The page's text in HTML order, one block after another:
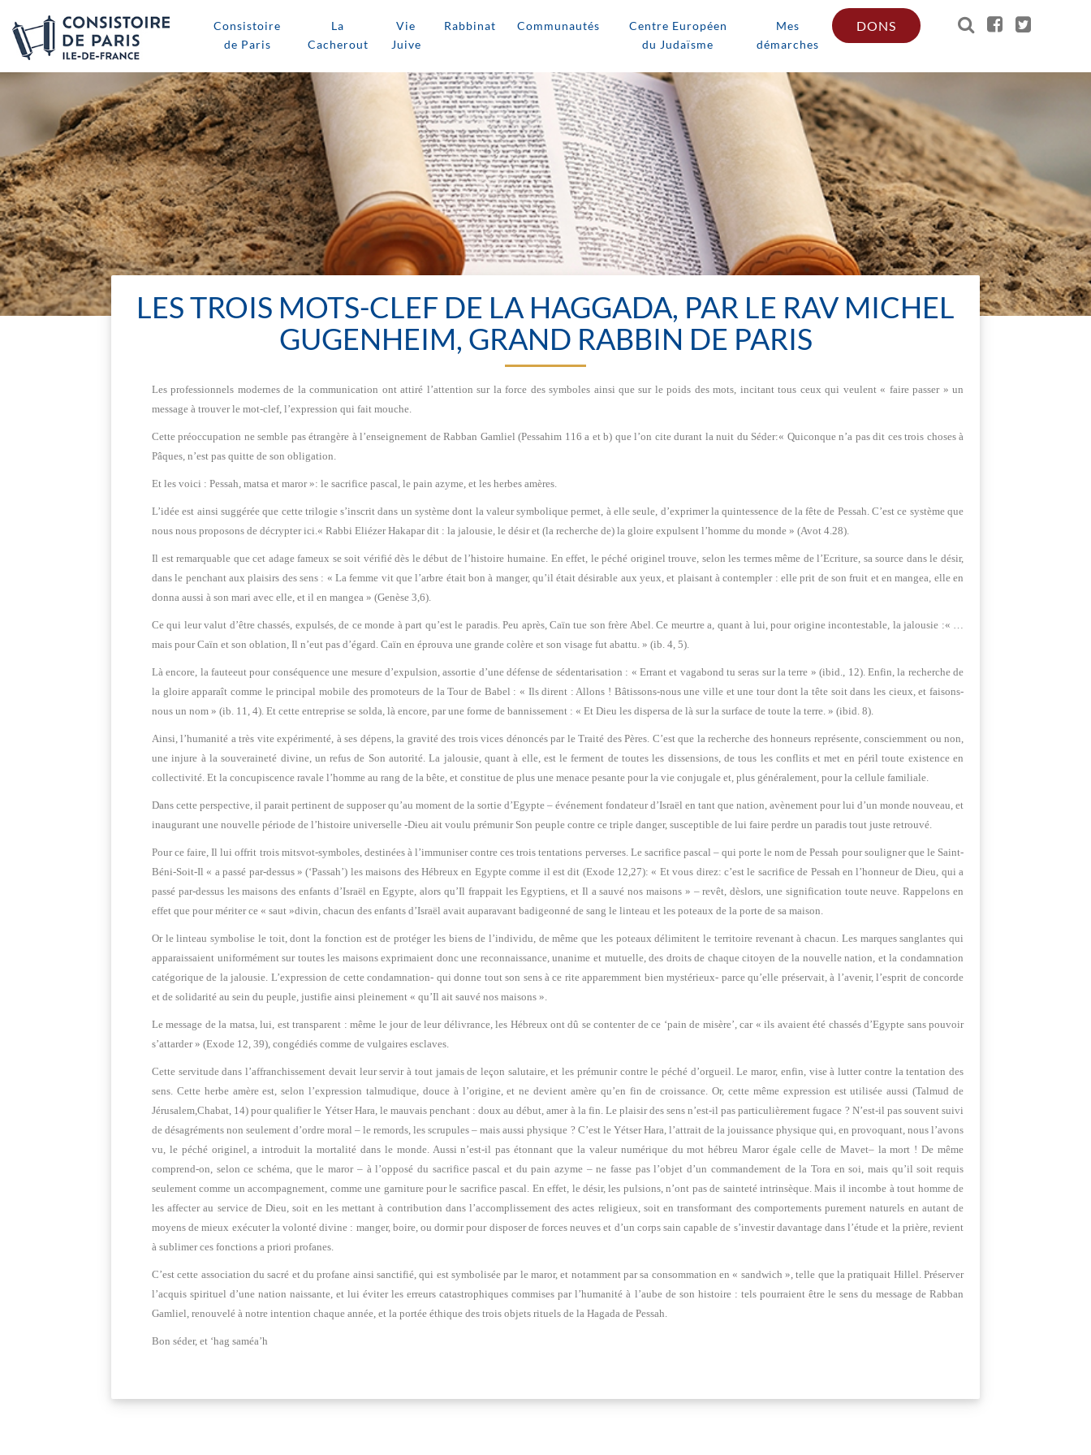
Consistoire
de Paris
La
Cacherout
Vie
Juive
Rabbinat Communautés
Centre Européen
du Judaïsme
Mes
démarches
DONS
LES TROIS MOTS-CLEF DE LA HAGGADA, PAR LE RAV MICHEL
GUGENHEIM, GRAND RABBIN DE PARIS
Les professionnels modernes de la communication ont attiré l’attention sur la force des symboles ainsi que sur le poids des mots, incitant tous ceux qui veulent « faire passer » un
message à trouver le mot-clef, l’expression qui fait mouche.
Cette préoccupation ne semble pas étrangère à l’enseignement de Rabban Gamliel (Pessahim 116 a et b) que l’on cite durant la nuit du Séder:« Quiconque n’a pas dit ces trois choses à
Pâques, n’est pas quitte de son obligation.
Et les voici : Pessah, matsa et maror »: le sacrifice pascal, le pain azyme, et les herbes amères.
L’idée est ainsi suggérée que cette trilogie s’inscrit dans un système dont la valeur symbolique permet, à elle seule, d’exprimer la quintessence de la fête de Pessah. C’est ce système que
nous nous proposons de décrypter ici.« Rabbi Eliézer Hakapar dit : la jalousie, le désir et (la recherche de) la gloire expulsent l’homme du monde » (Avot 4.28).
Il est remarquable que cet adage fameux se soit vérifié dès le début de l’histoire humaine. En effet, le péché originel trouve, selon les termes même de l’Ecriture, sa source dans le désir,
dans le penchant aux plaisirs des sens : « La femme vit que l’arbre était bon à manger, qu’il était désirable aux yeux, et plaisant à contempler : elle prit de son fruit et en mangea, elle en
donna aussi à son mari avec elle, et il en mangea » (Genèse 3,6).
Ce qui leur valut d’être chassés, expulsés, de ce monde à part qu’est le paradis. Peu après, Caïn tue son frère Abel. Ce meurtre a, quant à lui, pour origine incontestable, la jalousie :« …
mais pour Caïn et son oblation, Il n’eut pas d’égard. Caïn en éprouva une grande colère et son visage fut abattu. » (ib. 4, 5).
Là encore, la fauteeut pour conséquence une mesure d’expulsion, assortie d’une défense de sédentarisation : « Errant et vagabond tu seras sur la terre » (ibid., 12). Enfin, la recherche de
la gloire apparaît comme le principal mobile des promoteurs de la Tour de Babel : « Ils dirent : Allons ! Bâtissons-nous une ville et une tour dont la tête soit dans les cieux, et faisons-
nous un nom » (ib. 11, 4). Et cette entreprise se solda, là encore, par une forme de bannissement : « Et Dieu les dispersa de là sur la surface de toute la terre. » (ibid. 8).
Ainsi, l’humanité a très vite expérimenté, à ses dépens, la gravité des trois vices dénoncés par le Traité des Pères. C’est que la recherche des honneurs représente, consciemment ou non,
une injure à la souveraineté divine, un refus de Son autorité. La jalousie, quant à elle, est le ferment de toutes les dissensions, de tous les conflits et met en péril toute existence en
collectivité. Et la concupiscence ravale l’homme au rang de la bête, et constitue de plus une menace pesante pour la vie conjugale et, plus généralement, pour la cellule familiale.
Dans cette perspective, il parait pertinent de supposer qu’au moment de la sortie d’Egypte – événement fondateur d’Israël en tant que nation, avènement pour lui d’un monde nouveau, et
inaugurant une nouvelle période de l’histoire universelle -Dieu ait voulu prémunir Son peuple contre ce triple danger, susceptible de lui faire perdre un paradis tout juste retrouvé.
Pour ce faire, Il lui offrit trois mitsvot-symboles, destinées à l’immuniser contre ces trois tentations perverses. Le sacrifice pascal – qui porte le nom de Pessah pour souligner que le Saint-
Béni-Soit-Il « a passé par-dessus » (‘Passah’) les maisons des Hébreux en Egypte comme il est dit (Exode 12,27): « Et vous direz: c’est le sacrifice de Pessah en l’honneur de Dieu, qui a
passé par-dessus les maisons des enfants d’Israël en Egypte, alors qu’Il frappait les Egyptiens, et Il a sauvé nos maisons » – revêt, dèslors, une signification toute neuve. Rappelons en
effet que pour mériter ce « saut »divin, chacun des enfants d’Israël avait auparavant badigeonné de sang le linteau et les poteaux de la porte de sa maison.
Or le linteau symbolise le toit, dont la fonction est de protéger les biens de l’individu, de même que les poteaux délimitent le territoire revenant à chacun. Les marques sanglantes qui
apparaissaient uniformément sur toutes les maisons exprimaient donc une reconnaissance, unanime et mutuelle, des droits de chaque citoyen de la nouvelle nation, et la condamnation
catégorique de la jalousie. L’expression de cette condamnation- qui donne tout son sens à ce rite apparemment bien mystérieux- parce qu’elle préservait, à l’avenir, l’esprit de concorde
et de solidarité au sein du peuple, justifie ainsi pleinement « qu’Il ait sauvé nos maisons ».
Le message de la matsa, lui, est transparent : même le jour de leur délivrance, les Hébreux ont dû se contenter de ce ‘pain de misère’, car « ils avaient été chassés d’Egypte sans pouvoir
s’attarder » (Exode 12, 39), congédiés comme de vulgaires esclaves.
Cette servitude dans l’affranchissement devait leur servir à tout jamais de leçon salutaire, et les prémunir contre le péché d’orgueil. Le maror, enfin, vise à lutter contre la tentation des
sens. Cette herbe amère est, selon l’expression talmudique, douce à l’origine, et ne devient amère qu’en fin de croissance. Or, cette même expression est utilisée aussi (Talmud de
Jérusalem,Chabat, 14) pour qualifier le Yétser Hara, le mauvais penchant : doux au début, amer à la fin. Le plaisir des sens n’est-il pas particulièrement fugace ? N’est-il pas souvent suivi
de désagréments non seulement d’ordre moral – le remords, les scrupules – mais aussi physique ? C’est le Yétser Hara, l’attrait de la jouissance physique qui, en provoquant, nous l’avons
vu, le péché originel, a introduit la mortalité dans le monde. Aussi n’est-il pas étonnant que la valeur numérique du mot hébreu Maror égale celle de Mavet– la mort ! De même
comprend-on, selon ce schéma, que le maror – à l’opposé du sacrifice pascal et du pain azyme – ne fasse pas l’objet d’un commandement de la Tora en soi, mais qu’il soit requis
seulement comme un accompagnement, comme une garniture pour le sacrifice pascal. En effet, le désir, les pulsions, n’ont pas de sainteté intrinsèque. Mais il incombe à tout homme de
les affecter au service de Dieu, soit en les mettant à contribution dans l’accomplissement des actes religieux, soit en transformant des comportements purement naturels en autant de
moyens de mieux exécuter la volonté divine : manger, boire, ou dormir pour disposer de forces neuves et d’un corps sain capable de s’investir davantage dans l’étude et la prière, revient
à sublimer ces fonctions a priori profanes.
C’est cette association du sacré et du profane ainsi sanctifié, qui est symbolisée par le maror, et notamment par sa consommation en « sandwich », telle que la pratiquait Hillel. Préserver
l’acquis spirituel d’une nation naissante, et lui éviter les erreurs catastrophiques commises par l’humanité à l’aube de son histoire : tels pourraient être le sens du message de Rabban
Gamliel, renouvelé à notre intention chaque année, et la portée éthique des trois objets rituels de la Hagada de Pessah.
Bon séder, et ‘hag saméa’h